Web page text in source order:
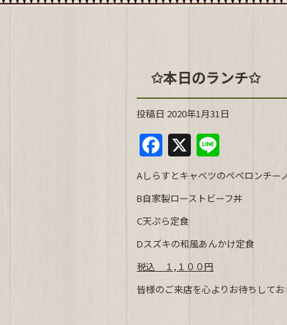
✩本日のランチ✩
投稿日 2020年1月31日
F
a
c
e
b
o
o
k
X
n
e
Aしらすとキャベツのペペロンチー
B自家製ローストビーフ丼
C天ぷら定食
Dスズキの和風あんかけ定食
税込 １,１００円
皆様のご来店を心よりお待ちしてお